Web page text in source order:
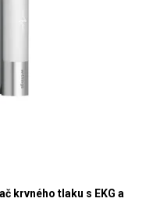
krvného tlaku s EKG a